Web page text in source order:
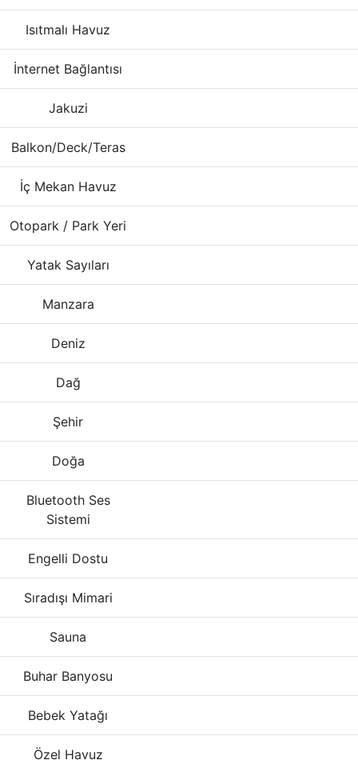
Isıtmalı Havuz
İnternet Bağlantısı
Jakuzi
Balkon/Deck/Teras
İç Mekan Havuz
Otopark / Park Yeri
Yatak Sayıları
Manzara
Deniz
Dağ
Şehir
Doğa
Bluetooth Ses
Sistemi
Engelli Dostu
Sıradışı Mimari
Sauna
Buhar Banyosu
Bebek Yatağı
Özel Havuz